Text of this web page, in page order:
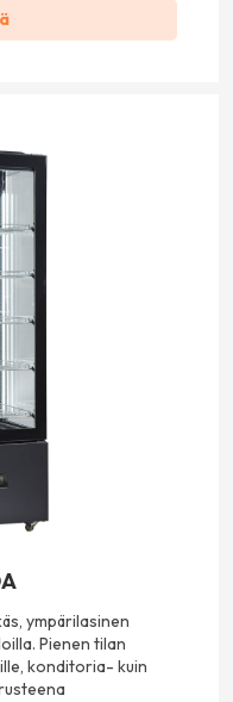
ympärilasinen
Pienen tilan
konditoria- kuin